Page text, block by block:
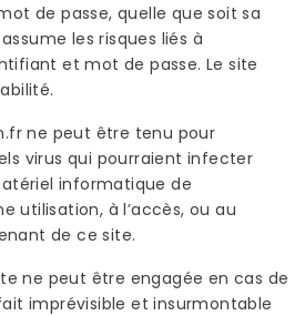
de passe, quelle que soit sa
les risques liés à
et mot de passe. Le site
ne peut être tenu pour
virus qui pourraient infecter
informatique de
utilisation, à l’accès, ou au
de ce site.
ne peut être engagée en cas de
imprévisible et insurmontable